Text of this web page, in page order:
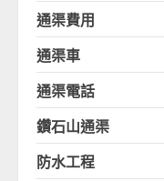
通渠費用
通渠車
通渠電話
鑽石山通渠
防水工程